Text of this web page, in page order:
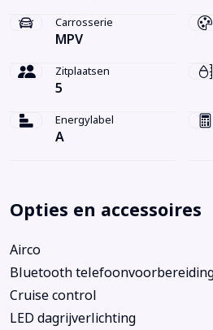
Carrosserie
MPV
Zitplaatsen
5
Energylabel
A
Opties en accessoires
Airco
Bluetooth
Cruise control
LED dagrijverlichting